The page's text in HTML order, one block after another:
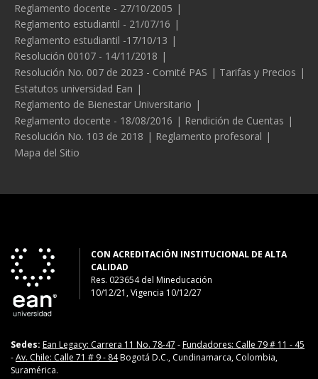
Reglamento docente - 27/10/2005
Reglamento estudiantil - 21/07/16
Reglamento estudiantil -17/10/13
Resolución 00107 - 14/11/2018
Resolución No. 007 de 2023 - Comité PAS
Tarifas y Precios
Estatutos universidad Ean
Reglamento de Bienestar Universitario
Reglamento docente - 18/08/2016
Rendición de Cuentas
Resolución No. 103 de 2018
Reglamento profesoral
Mapa del Sitio
CON ACREDITACIÓN INSTITUCIONAL DE ALTA
CALIDAD
Res. 023654del Mineducación
10/12/21, Vigencia 10/12/27
Sedes: Ean Legacy: Carrera 11 No. 78-47 -Fundadores: Calle 79 # 11 - 45
-Av. Chile: Calle 71 # 9 - 84Bogotá D.C., Cundinamarca, Colombia,
Suramérica.